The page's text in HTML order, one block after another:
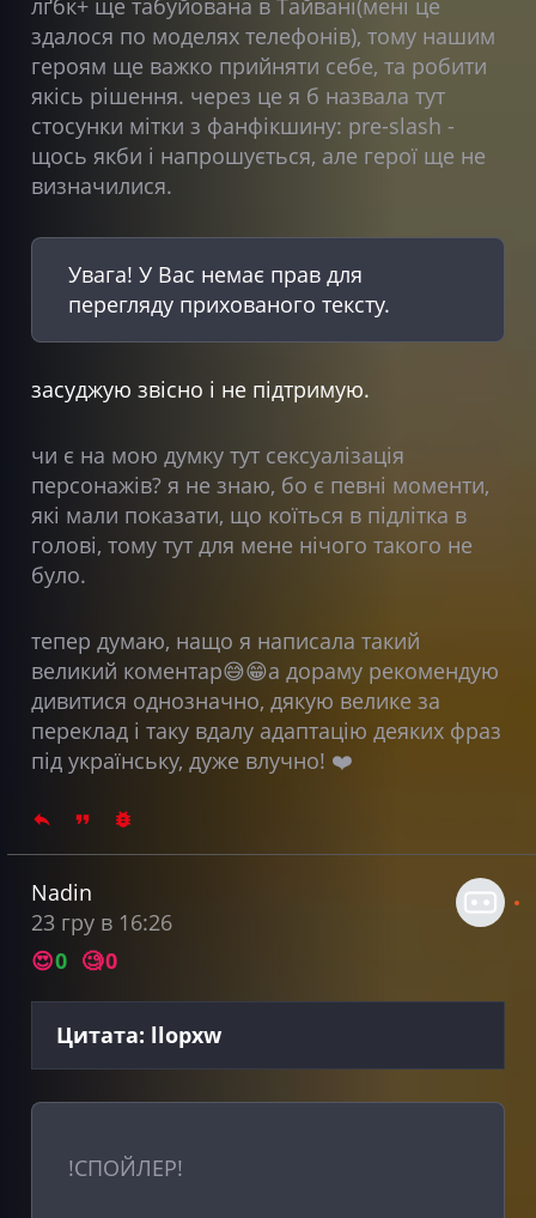
лґбк+ ще табуйована в Тайвані(мені це
здалося по моделях телефонів), тому нашим
героям ще важко прийняти себе, та робити
якісь рішення. через це я б назвала тут
стосунки мітки з фанфікшину: pre-slash -
щось якби і напрошується, але герої ще не
визначилися.
Увага! У Вас немає прав для
перегляду прихованого тексту.
засуджую звісно і не підтримую.
чи є на мою думку тут сексуалізація
персонажів? я не знаю, бо є певні моменти,
які мали показати, що коїться в підлітка в
голові, тому тут для мене нічого такого не
було.
тепер думаю, нащо я написала такий
великий коментар😅😁а дораму рекомендую
дивитися однозначно, дякую велике за
переклад і таку вдалу адаптацію деяких фраз
під українську, дуже влучно! ❤️
Nadin
23 гру в 16:26
😍0 🧐0
Цитата: llopxw
!СПОЙЛЕР!